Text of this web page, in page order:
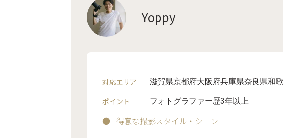
Yoppy
対応エリア 滋賀県京都府大阪府兵庫県奈良県和
ポイント フォトグラファー歴3年以上
得意な撮影スタイル・シーン